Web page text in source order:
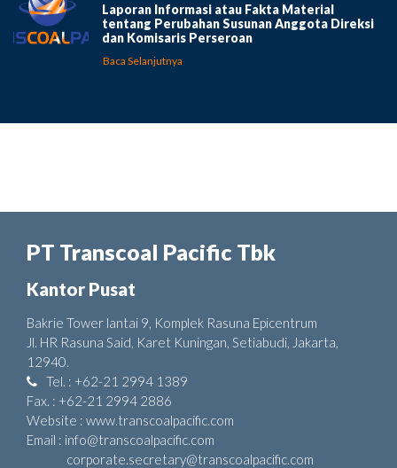
Laporan Informasi atau Fakta Material
tentang Perubahan Susunan Anggota Direksi
dan Komisaris Perseroan
Baca Selanjutnya
PT Transcoal Pacific Tbk
Kantor Pusat
Bakrie Tower lantai 9, Komplek Rasuna Epicentrum
Jl. HR Rasuna Said, Karet Kuningan, Setiabudi, Jakarta,
12940.
Tel. : +62-21 2994 1389
Fax. : +62-21 2994 2886
Website : www.transcoalpacific.com
Email : info@transcoalpacific.com
corporate.secretary@transcoalpacific.com